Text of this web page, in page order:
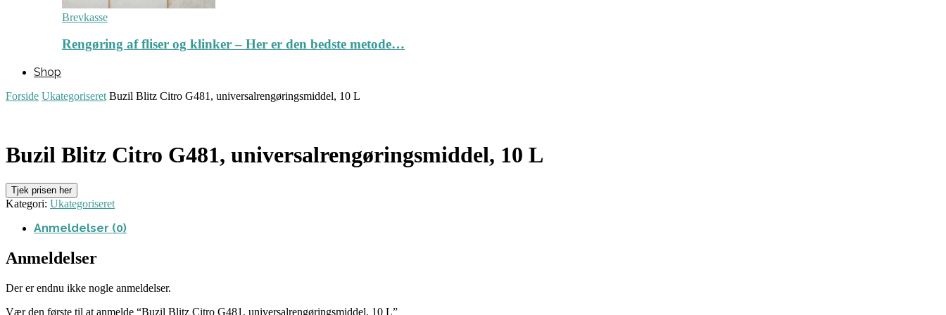
Brevkasse
Rengøring af fliser og klinker – Her er den bedste metode…
Shop
Forside Ukategoriseret Buzil Blitz Citro G481, universalrengøringsmiddel, 10 L
Buzil Blitz Citro G481, universalrengøringsmiddel, 10 L
Tjek prisen her
Kategori: Ukategoriseret
Anmeldelser (0)
Anmeldelser
Der er endnu ikke nogle anmeldelser.
Vær den første til at anmelde “Buzil Blitz Citro G481, universalrengøringsmiddel, 10 L”